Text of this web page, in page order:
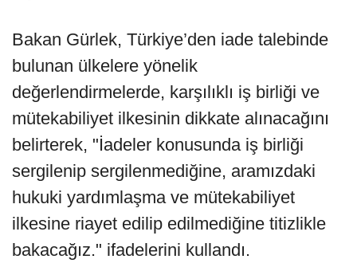
Bakan Gürlek, Türkiye’den iade talebinde
bulunan ülkelere yönelik
değerlendirmelerde, karşılıklı iş birliği ve
mütekabiliyet ilkesinin dikkate alınacağını
belirterek, "İadeler konusunda iş birliği
sergilenip sergilenmediğine, aramızdaki
hukuki yardımlaşma ve mütekabiliyet
ilkesine riayet edilip edilmediğine titizlikle
bakacağız." ifadelerini kullandı.